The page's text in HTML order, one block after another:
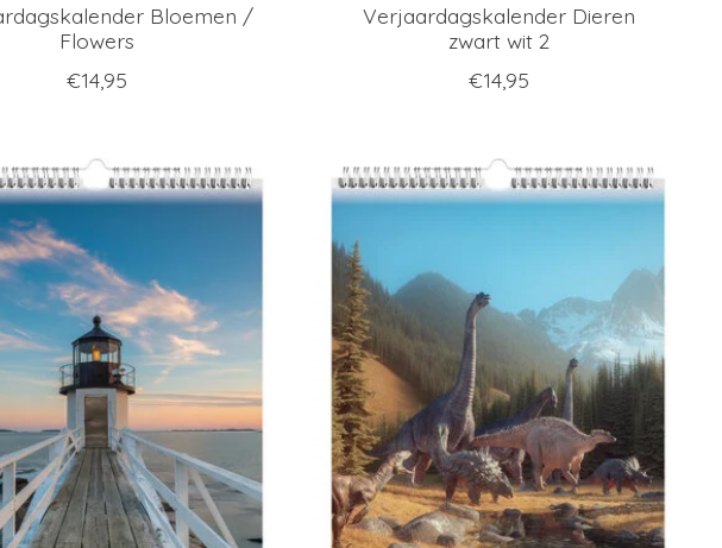
Bloemen /
Flowers
€14,95
Verjaardagskalender Dieren
zwart wit 2
€14,95